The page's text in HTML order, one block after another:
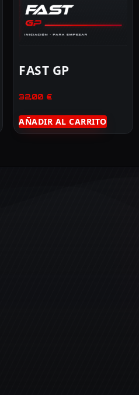
FAST GP
32,00 €
AÑADIR AL CARRITO